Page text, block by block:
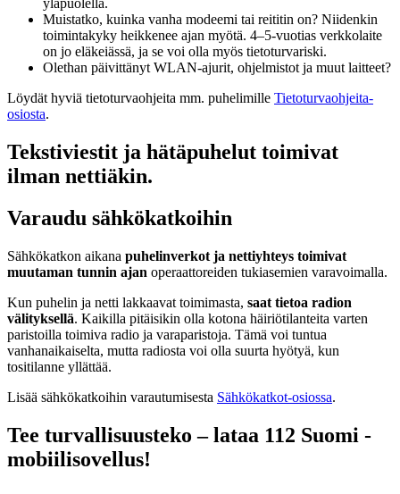
Muistatko, kuinka vanha modeemi tai reititin on? Niidenkin
toimintakyky heikkenee ajan myötä. 4–5-vuotias verkkolaite
on jo eläkeiässä, ja se voi olla myös tietoturvariski.
Olethan päivittänyt WLAN-ajurit, ohjelmistot ja muut laitteet?
Löydät hyviä tietoturvaohjeita mm. puhelimille Tietoturvaohjeita-
osiosta.
Tekstiviestit ja hätäpuhelut toimivat
ilman nettiäkin.
Varaudu sähkökatkoihin
Sähkökatkon aikana puhelinverkot ja nettiyhteys toimivat
muutaman tunnin ajan operaattoreiden tukiasemien varavoimalla.
Kun puhelin ja netti lakkaavat toimimasta, saat tietoa radion
välityksellä. Kaikilla pitäisikin olla kotona häiriötilanteita varten
paristoilla toimiva radio ja varaparistoja. Tämä voi tuntua
vanhanaikaiselta, mutta radiosta voi olla suurta hyötyä, kun
tositilanne yllättää.
Lisää sähkökatkoihin varautumisesta Sähkökatkot-osiossa.
Tee turvallisuusteko – lataa 112 Suomi -
mobiilisovellus!